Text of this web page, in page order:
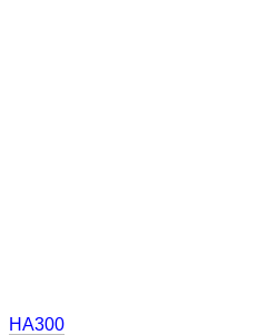
HA300